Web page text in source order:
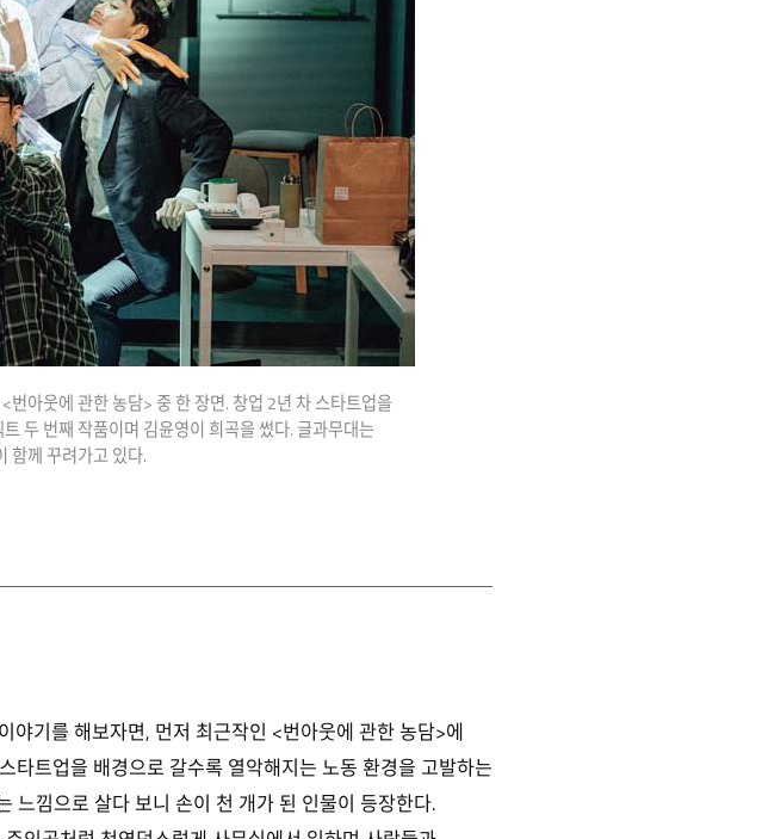
아웃에 관한 농담> 중 한 장면. 창업 2년 차 스타트업을
두 번째 작품이며 김윤영이 희곡을 썼다. 글과무대는
함께 꾸려가고 있다.
야기를 해보자면, 먼저 최근작인 <번아웃에 관한 농담>에
타트업을 배경으로 갈수록 열악해지는 노동 환경을 고발하는
느낌으로 살다 보니 손이 천 개가 된 인물이 등장한다.